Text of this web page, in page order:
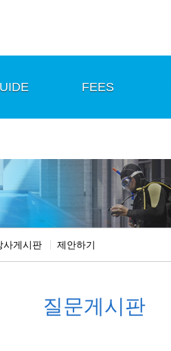
FEES
사게시판 제안하기
질문게시판